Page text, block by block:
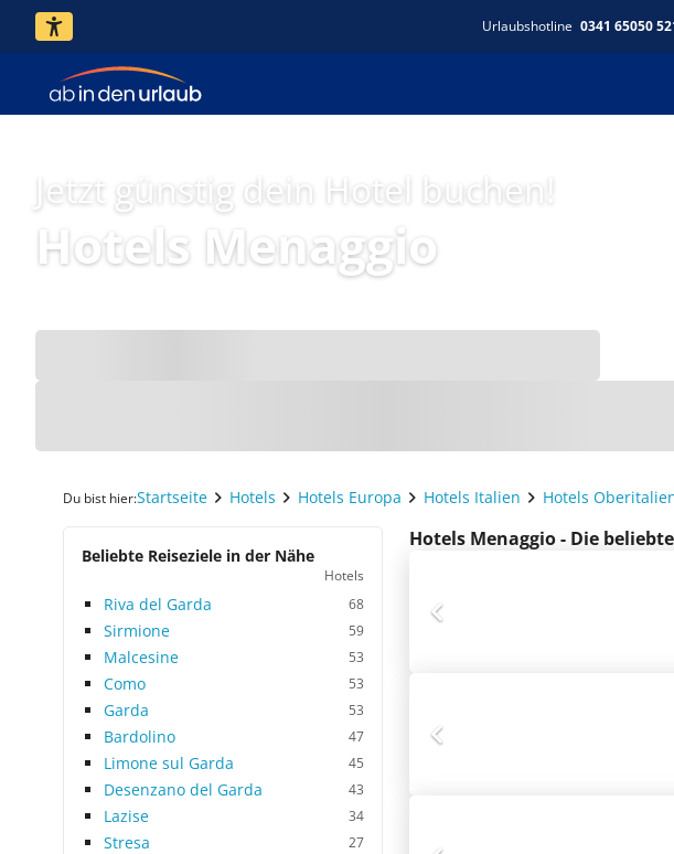
Urlaubshotline 0341 65050
Jetzt günstig dein Hotel buchen!
Hotels Menaggio
Du bist hier:Startseite Hotels Hotels Europa Hotels Italien Hotels
Beliebte Reiseziele in der Nähe
Hotels
Riva del Garda 68
Sirmione 59
Malcesine 53
Como 53
Garda 53
Bardolino 47
Limone sul Garda 45
Desenzano del Garda 43
Lazise 34
Stresa 27
Hotels Menaggio - Die